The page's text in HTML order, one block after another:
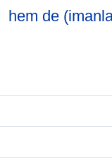
hem de